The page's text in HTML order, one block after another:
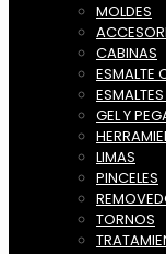
MOLDES
CABINAS
ESMALTE
GEL Y
LIMAS
PINCELES
TORNOS